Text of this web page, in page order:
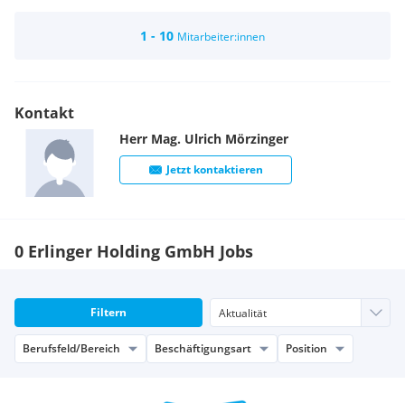
1 - 10 Mitarbeiter:innen
Kontakt
Herr Mag. Ulrich Mörzinger
Jetzt kontaktieren
0 Erlinger Holding GmbH Jobs
Filtern
Berufsfeld/Bereich Beschäftigungsart Position